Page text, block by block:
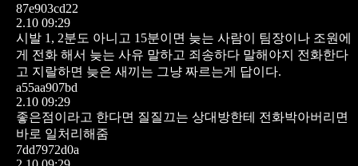
87e903cd22
2.10 09:29
시발 1, 2분도 아니고 15분이면 늦는 사람이 팀장이나 조원에
게 전화 해서 늦는 사유 말하고 죄송하다 말해야지
전화한다
고 지랄하면 늦은 새끼는 그냥 짜르는게 답이다.
a55aa907bd
2.10 09:29
좋은점이라고 한다면 질질끄는 상대방한테 전화박아버리면
바로 일처리해줌
7dd7972d0a